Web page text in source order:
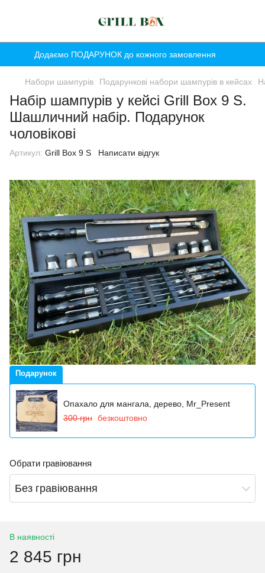
Додаємо ПОДАРУНОК до кожного замовлення
Набори шампурів Подарункові набори шампурів в кейсах
Набір шампурів у кейсі Grill Box 9 S.
Шашличний набір. Подарунок
чоловікові
Артикул: Grill Box 9 S Написати відгук
Подарунок
Опахало для мангала, дерево, Mr_Present
300 грн безкоштовно
Обрати гравіювання
Без гравіювання
В наявності
2 845 грн